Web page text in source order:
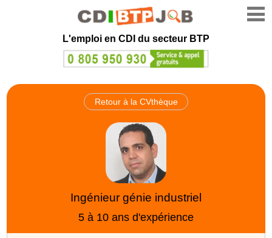
L'emploi en CDI du secteur BTP
Retour à la CVthèque
Ingénieur génie industriel
5 à 10 ans d'expérience